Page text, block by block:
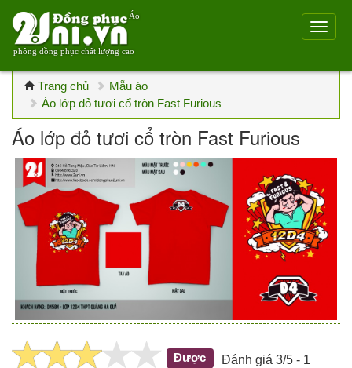
Áo
phông đồng phục chất lượng cao
Trang chủ
Mẫu áo
Áo lớp đỏ tươi cổ tròn Fast Furious
Áo lớp đỏ tươi cổ tròn Fast Furious
Được Đánh giá 3/5 - 1